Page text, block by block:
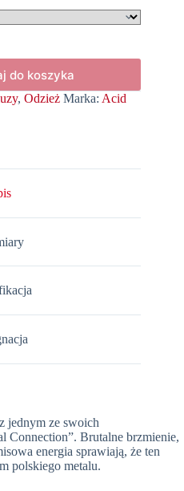
do koszyka
, Odzież Marka: Acid
jednym ze swoich
Connection”. Brutalne brzmienie,
energia sprawiają, że ten
polskiego metalu.